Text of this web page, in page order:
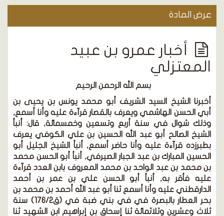
عرض المادة
أخبار عمرو بن عبيد
المعتزلي
بسم الله الرحمن الرحيم
أخبرنا الشيخ السيد الشريف أبو محمد يونس بن يحيى بن
أبي الحسن الهاشمي ويعرف بالقصار قرآءة عليه وأنا أسمع,
وذلك شوال في سنة أربع وتسعين وخمسمائة, قال: أنبأ
الشيخ الصالح أبو عبد الله الحسين بن علي الكوفي يعرف
بطبرزده قرآءة عليه وأنا حاضر أسمع, أنبأ الشيخ الجليل أبو
الحسين المبارك بن عبد الجبار الصيرفي, أنبأ أبو الحسن محمد
بن محمد بن عبد الواحد بن محمد المعروف بابن العدد قرآءة
عليه فأقر به, أنبأ أبو الحسن علي بن عمر بن أحمد
الدارقطني عليه وأنا أسمع ثنا أبو عبد الله أحمد بن محمد بن
بحر العطار بالبصرة في في بني ضبة في(ق176/2)
سنة
ثلاث وعشرين وثلاثمائة ثنا إسحاق بن إبراهيم ابن الشهيد ثنا